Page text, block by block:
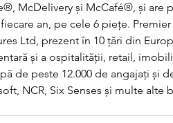
McDelivery și McCafé®, și are
an, pe cele 6 piețe.
Ltd, prezent în 10 țări din
și a ospitalității, retail,
de peste 12.000 de angajați și
NCR, Six Senses și multe alte